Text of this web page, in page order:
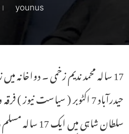
younus
17 سالہ محمد ندیم زخمی ۔ دواخانہ میں زیر علاج ۔ امجد اللہ خاں خالد نے عیادت کی
حیدرآباد 7 اکٹوبر ( سیاست
سلطان شاہی